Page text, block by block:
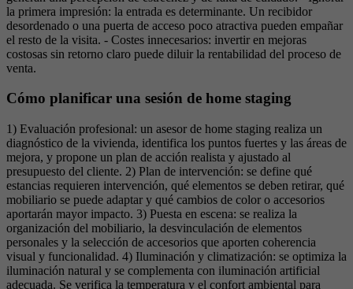
la primera impresión: la entrada es determinante. Un recibidor
desordenado o una puerta de acceso poco atractiva pueden empañar
el resto de la visita. - Costes innecesarios: invertir en mejoras
costosas sin retorno claro puede diluir la rentabilidad del proceso de
venta.
Cómo planificar una sesión de home staging
1) Evaluación profesional: un asesor de home staging realiza un
diagnóstico de la vivienda, identifica los puntos fuertes y las áreas de
mejora, y propone un plan de acción realista y ajustado al
presupuesto del cliente. 2) Plan de intervención: se define qué
estancias requieren intervención, qué elementos se deben retirar, qué
mobiliario se puede adaptar y qué cambios de color o accesorios
aportarán mayor impacto. 3) Puesta en escena: se realiza la
organización del mobiliario, la desvinculación de elementos
personales y la selección de accesorios que aporten coherencia
visual y funcionalidad. 4) Iluminación y climatización: se optimiza la
iluminación natural y se complementa con iluminación artificial
adecuada. Se verifica la temperatura y el confort ambiental para